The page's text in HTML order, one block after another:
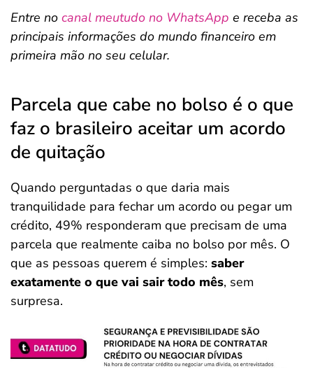
Entre no canal meutudo no WhatsApp e receba as
principais informações do mundo financeiro em
primeira mão no seu celular.
Parcela que cabe no bolso é o que
faz o brasileiro aceitar um acordo
de quitação
Quando perguntadas o que daria mais
tranquilidade para fechar um acordo ou pegar um
crédito, 49% responderam que precisam de uma
parcela que realmente caiba no bolso por mês. O
que as pessoas querem é simples: saber
exatamente o que vai sair todo mês, sem
surpresa.